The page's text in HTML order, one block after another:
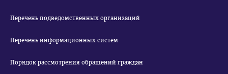
Перечень подведомственных организаций
Перечень информационных систем
Порядок рассмотрения обращений граждан